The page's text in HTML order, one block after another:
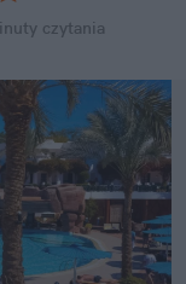
czytania